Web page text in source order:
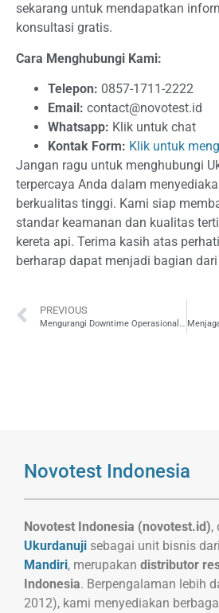
sekarang untuk mendapatkan
konsultasi gratis.
Cara Menghubungi Kami:
Telepon: 0857-1711-2222
Email: contact@novotest.id
Whatsapp: Klik untuk chat
Kontak Form: Klik untuk
Jangan ragu untuk menghubungi
terpercaya Anda dalam
berkualitas tinggi. Kami siap
standar keamanan dan kualitas
kereta api. Terima kasih atas
berharap dapat menjadi bagian
PREVIOUS
Mengurangi Downtime Operasional Kereta Api dengan Inspeksi Ultrasonik
Novotest Indonesia
Novotest Indonesia (novotest.id),
Ukurdanuji sebagai unit bisnis dari
Mandiri, merupakan distributor
Indonesia. Berpengalaman lebih
2012), kami menyediakan